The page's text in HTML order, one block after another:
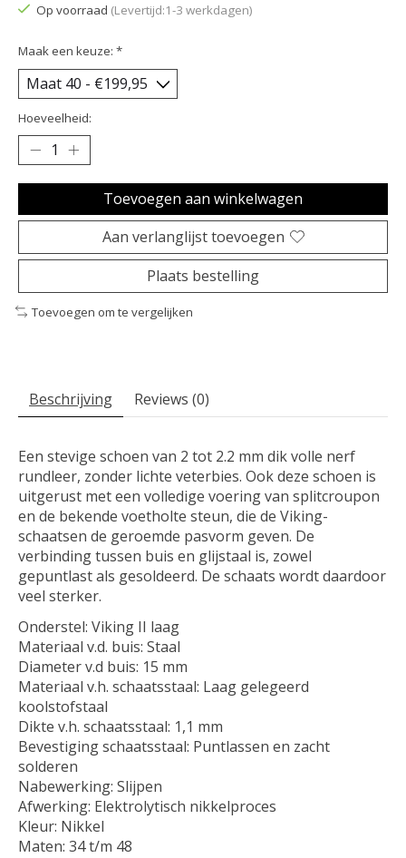
Op voorraad (Levertijd:1-3 werkdagen)
Maak een keuze: *
Hoeveelheid:
Toevoegen aan winkelwagen
Aan verlanglijst toevoegen
Plaats bestelling
Toevoegen om te vergelijken
Beschrijving Reviews (0)
Een stevige schoen van 2 tot 2.2 mm dik volle nerf
rundleer, zonder lichte veterbies. Ook deze schoen is
uitgerust met een volledige voering van splitcroupon
en de bekende voetholte steun, die de Viking-
schaatsen de geroemde pasvorm geven. De
verbinding tussen buis en glijstaal is, zowel
gepuntlast als gesoldeerd. De schaats wordt daardoor
veel sterker.
Onderstel: Viking II laag
Materiaal v.d. buis: Staal
Diameter v.d buis: 15 mm
Materiaal v.h. schaatsstaal: Laag gelegeerd
koolstofstaal
Dikte v.h. schaatsstaal: 1,1 mm
Bevestiging schaatsstaal: Puntlassen en zacht
solderen
Nabewerking: Slijpen
Afwerking: Elektrolytisch nikkelproces
Kleur: Nikkel
Maten: 34 t/m 48